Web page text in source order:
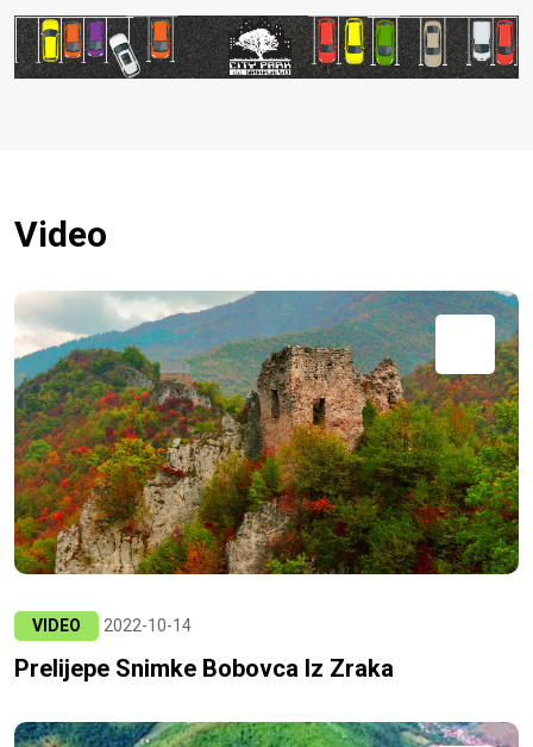
Video
VIDEO 2022-10-14
Prelijepe Snimke Bobovca Iz Zraka